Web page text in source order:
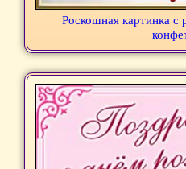
Роскошная картинка